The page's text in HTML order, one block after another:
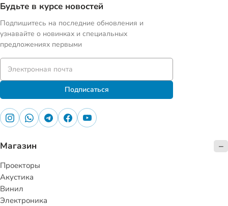
Будьте в курсе новостей
Подпишитесь на последние обновления и
узнавайте о новинках и специальных
предложениях первыми
Подписаться
Магазин
Проекторы
Акустика
Винил
Электроника